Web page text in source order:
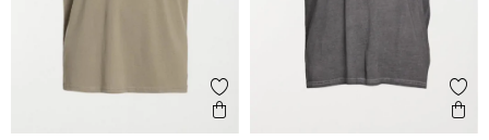
Ajouter aux favoris
Aperçu rapide